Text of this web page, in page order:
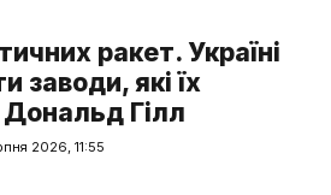
ракет. Україні
заводи, які їх
Гілл
2026, 11:55